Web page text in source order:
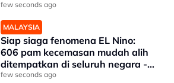
Penganalisis
few seconds ago
MALAYSIA
Siap siaga fenomena EL Nino:
606 pam kecemasan mudah alih
ditempatkan di seluruh negara -
JPS
few seconds ago